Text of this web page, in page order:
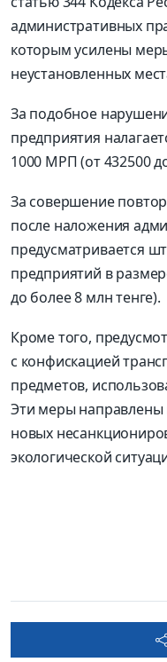
административных
которым усилены
неустановленных
За подобное
предприятия
1000 МРП (от 432500
За совершение
после наложения
предусматривается
предприятий в
до более 8 млн тенге).
Кроме того,
с конфискацией
предметов,
Эти меры
новых
экологической